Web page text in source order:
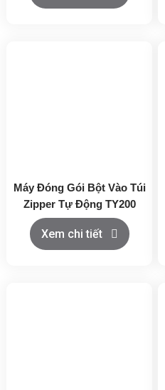
Máy Đóng Gói Bột Vào Túi
Zipper Tự Động TY200
Xem chi tiết